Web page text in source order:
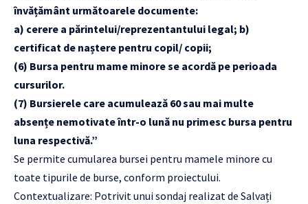
învățământ următoarele documente:
a) cerere a părintelui/reprezentantului legal; b)
certificat de naștere pentru copil/ copii;
(6) Bursa pentru mame minore se acordă pe perioada
cursurilor.
(7) Bursierele care acumulează 60 sau mai multe
absențe nemotivate într-o lună nu primesc bursa pentru
luna respectivă.”
Se permite cumularea bursei pentru mamele minore cu
toate tipurile de burse, conform proiectului.
Contextualizare: Potrivit unui sondaj realizat de Salvați